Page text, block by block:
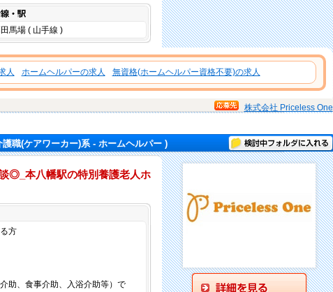
馬場 ( 山手線 )
人 ホームヘルパーの求人 無資格(ホームヘルパー資格不要)の求人
株式会社 Priceless One
職(ケアワーカー)系 - ホームヘルパー ) 検討中フォルダに入れる
◎_本八幡駅の特別養護老人ホ
方
助、食事介助、入浴介助等）で